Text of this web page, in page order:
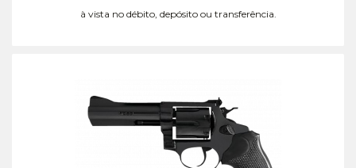
à vista no débito, depósito ou transferência.